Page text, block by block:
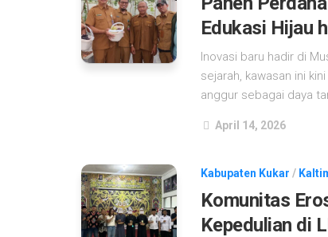
Edukasi Hijau
Inovasi baru hadir di
sejarah, kawasan ini
anggur sebagai daya
April 14, 2026
Kabupaten Kukar /
Komunitas
Kepedulian di